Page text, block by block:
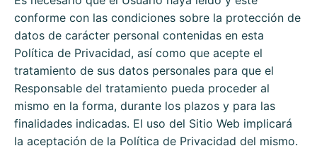
conforme con las condiciones sobre la protección de
datos de carácter personal contenidas en esta
Política de Privacidad, así como que acepte el
tratamiento de sus datos personales para que el
Responsable del tratamiento pueda proceder al
mismo en la forma, durante los plazos y para las
finalidades indicadas. El uso del Sitio Web implicará
la aceptación de la Política de Privacidad del mismo.